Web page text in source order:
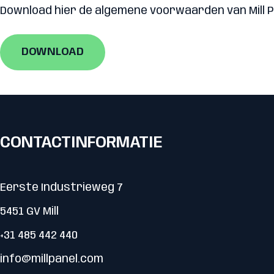
Download hier de algemene voorwaarden van Mill
DOWNLOAD
CONTACTINFORMATIE
Eerste Industrieweg 7
5451 GV Mill
+31 485 442 440
info@millpanel.com